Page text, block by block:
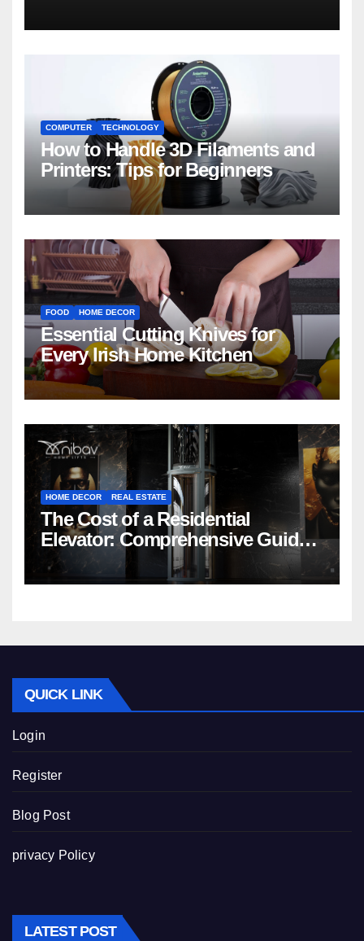
COMPUTER TECHNOLOGY
How to Handle 3D Filaments and
Printers: Tips for Beginners
FOOD HOME DECOR
Essential Cutting Knives for
Every Irish Home Kitchen
HOME DECOR REAL ESTATE
The Cost of a Residential
Elevator: Comprehensive Guide |
Nibav Home Lifts
QUICK LINK
Login
Register
Blog Post
privacy Policy
LATEST POST